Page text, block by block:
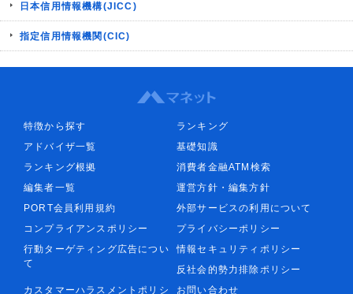
日本信用情報機構(JICC)
指定信用情報機関(CIC)
特徴から探す
ランキング
アドバイザ一覧
基礎知識
ランキング根拠
消費者金融ATM検索
編集者一覧
運営方針・編集方針
PORT会員利用規約
外部サービスの利用について
コンプライアンスポリシー
プライバシーポリシー
行動ターゲティング広告につい
て
情報セキュリティポリシー
反社会的勢力排除ポリシー
カスタマーハラスメントポリシ
お問い合わせ